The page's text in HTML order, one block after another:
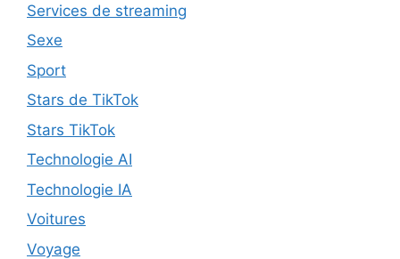
Services de streaming
Sexe
Sport
Stars de TikTok
Stars TikTok
Technologie AI
Technologie IA
Voitures
Voyage